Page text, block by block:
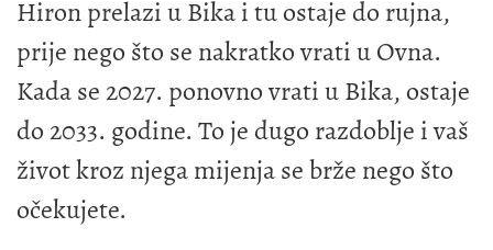
Hiron prelazi u Bika i tu ostaje do rujna,
prije nego što se nakratko vrati u Ovna.
Kada se 2027. ponovno vrati u Bika, ostaje
do 2033. godine. To je dugo razdoblje i vaš
život kroz njega mijenja se brže nego što
očekujete.